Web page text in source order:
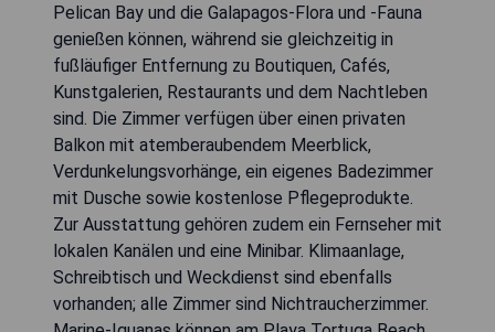
Pelican Bay und die Galapagos-Flora und -Fauna
genießen können, während sie gleichzeitig in
fußläufiger Entfernung zu Boutiquen, Cafés,
Kunstgalerien, Restaurants und dem Nachtleben
sind. Die Zimmer verfügen über einen privaten
Balkon mit atemberaubendem Meerblick,
Verdunkelungsvorhänge, ein eigenes Badezimmer
mit Dusche sowie kostenlose Pflegeprodukte.
Zur Ausstattung gehören zudem ein Fernseher mit
lokalen Kanälen und eine Minibar. Klimaanlage,
Schreibtisch und Weckdienst sind ebenfalls
vorhanden; alle Zimmer sind Nichtraucherzimmer.